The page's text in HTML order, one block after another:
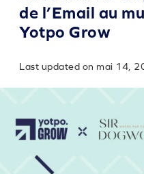
de l’Email au
Yotpo Grow
Last updated on mai 14,